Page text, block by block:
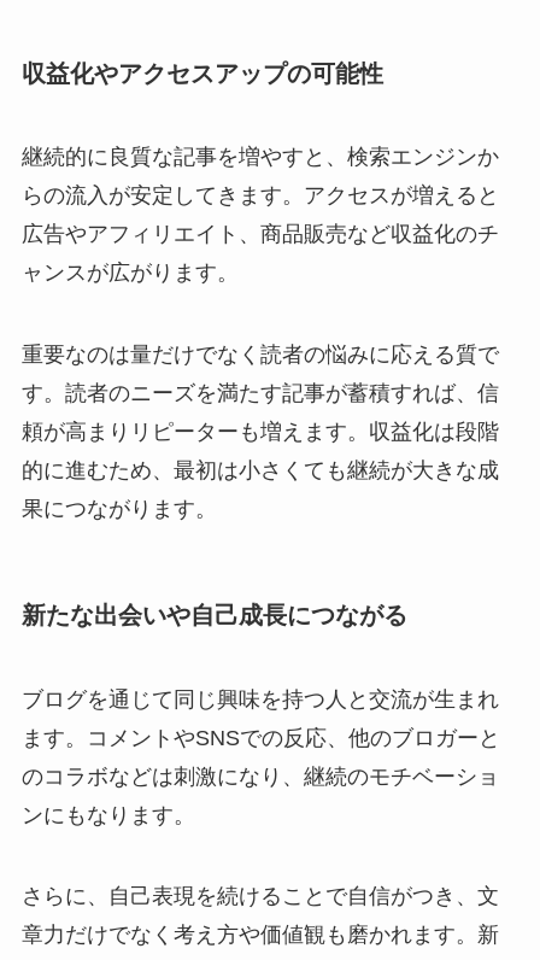
収益化やアクセスアップの可能性
継続的に良質な記事を増やすと、検索エンジンか
らの流入が安定してきます。アクセスが増えると
広告やアフィリエイト、商品販売など収益化のチ
ャンスが広がります。
重要なのは量だけでなく読者の悩みに応える質で
す。読者のニーズを満たす記事が蓄積すれば、信
頼が高まりリピーターも増えます。収益化は段階
的に進むため、最初は小さくても継続が大きな成
果につながります。
新たな出会いや自己成長につながる
ブログを通じて同じ興味を持つ人と交流が生まれ
ます。コメントやSNSでの反応、他のブロガーと
のコラボなどは刺激になり、継続のモチベーショ
ンにもなります。
さらに、自己表現を続けることで自信がつき、文
章力だけでなく考え方や価値観も磨かれます。新